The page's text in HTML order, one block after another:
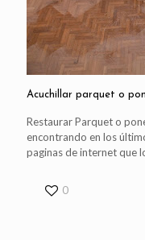
Acuchillar parquet o
Restaurar Parquet o
encontrando en los
paginas de internet que
0